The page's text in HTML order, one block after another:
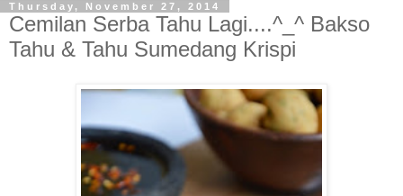
Thursday, November 27, 2014
Cemilan Serba Tahu Lagi....^_^ Bakso
Tahu & Tahu Sumedang Krispi